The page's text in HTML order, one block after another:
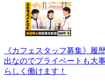
《カフェスタッフ募集》履
出なのでプライベートも大
らしく働けます！